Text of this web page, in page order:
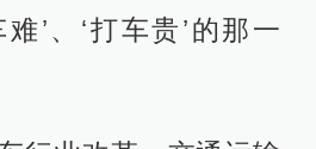
’、‘打车贵’的那一